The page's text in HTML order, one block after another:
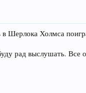
в Шерлока Холмса
рад выслушать. Все